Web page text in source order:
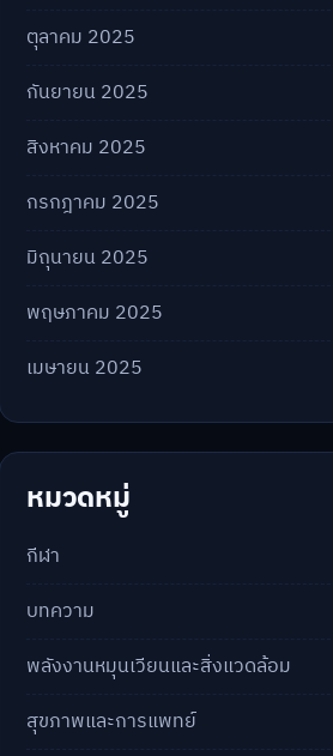
ตุลาคม 2025
กันยายน 2025
สิงหาคม 2025
กรกฎาคม 2025
มิถุนายน 2025
พฤษภาคม 2025
เมษายน 2025
หมวดหมู่
กีฬา
บทความ
พลังงานหมุนเวียนและสิ่งแวดล้อม
สุขภาพและการแพทย์